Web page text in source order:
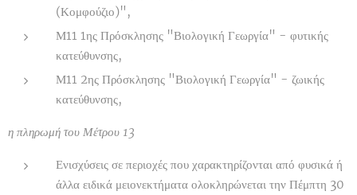
(Κομφούζιο)",
Μ11 1ης Πρόσκλησης "Βιολογική Γεωργία" - φυτικής
κατεύθυνσης,
Μ11 2ης Πρόσκλησης "Βιολογική Γεωργία" - ζωικής
κατεύθυνσης,
η πληρωμή του Μέτρου 13
Ενισχύσεις σε περιοχές που χαρακτηρίζονται από φυσικά ή
άλλα ειδικά μειονεκτήματα ολοκληρώνεται την Πέμπτη 30